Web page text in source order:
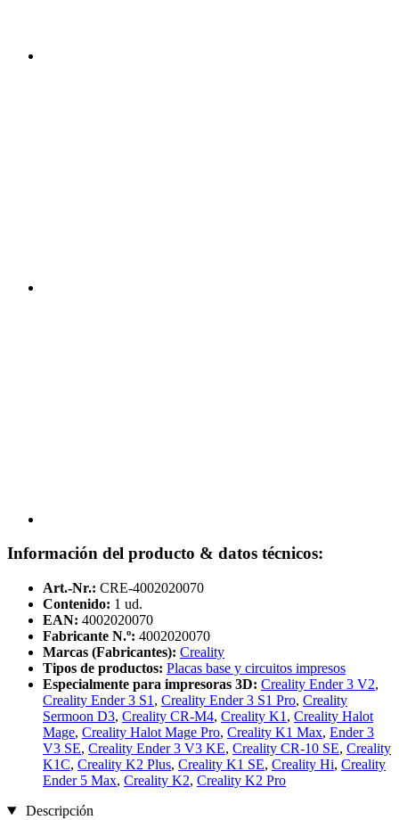
Información del producto & datos técnicos:
Art.-Nr.: CRE-4002020070
Contenido: 1 ud.
EAN: 4002020070
Fabricante N.º: 4002020070
Marcas (Fabricantes): Creality
Tipos de productos: Placas base y circuitos impresos
Especialmente para impresoras 3D: Creality Ender 3 V2,
Creality Ender 3 S1 , Creality Ender 3 S1 Pro, Creality
Sermoon D3, Creality CR-M4, Creality K1 , Creality Halot
Mage, Creality Halot Mage Pro, Creality K1 Max, Ender 3
V3 SE, Creality Ender 3 V3 KE, Creality CR-10 SE, Creality
K1C, Creality K2 Plus, Creality K1 SE, Creality Hi, Creality
Ender 5 Max, Creality K2, Creality K2 Pro
Descripción